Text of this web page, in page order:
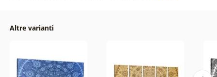
Altre varianti